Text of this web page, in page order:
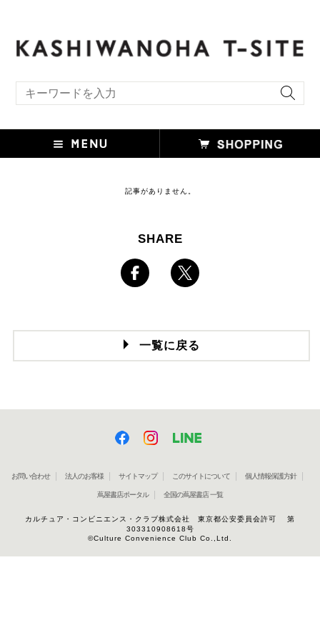
記事がありません。
SHARE
一覧に戻る
お問い合わせ 法人のお客様 サイトマップ このサイトについて 個人情報保護方針
蔦屋書店ポータル 全国の蔦屋書店 一覧
カルチュア・コンビニエンス・クラブ株式会社 東京都公安委員会許可 第
303310908618号
©Culture Convenience Club Co.,Ltd.